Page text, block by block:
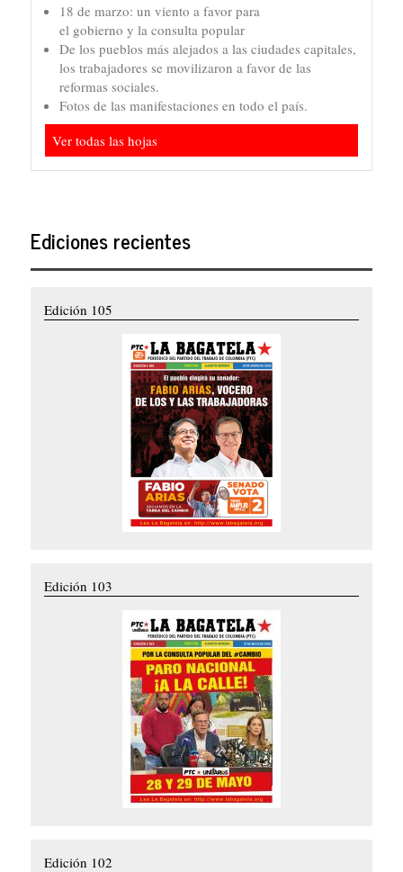
18 de marzo: un viento a favor para
el gobierno y la consulta popular
De los pueblos más alejados a las ciudades capitales,
los trabajadores se movilizaron a favor de las
reformas sociales.
Fotos de las manifestaciones en todo el país.
Ver todas las hojas
Ediciones recientes
Edición 105
Edición 103
Edición 102